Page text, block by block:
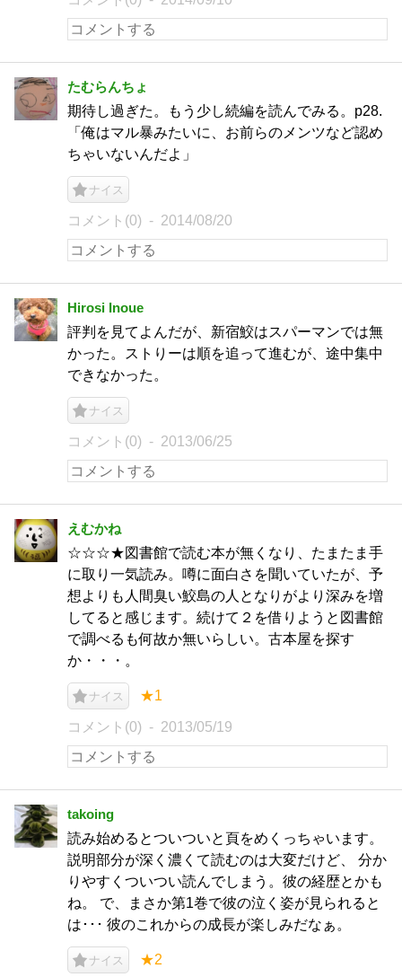
たむらんちょ
期待し過ぎた。もう少し続編を読んでみる。p28.
「俺はマル暴みたいに、お前らのメンツなど認め
ちゃいないんだよ」
ナイス
コメント(0) 2014/08/20
Hirosi Inoue
評判を見てよんだが、新宿鮫はスパーマンでは無
かった。ストりーは順を追って進むが、途中集中
できなかった。
ナイス
コメント(0) 2013/06/25
えむかね
☆☆☆★図書館で読む本が無くなり、たまたま手
に取り一気読み。噂に面白さを聞いていたが、予
想よりも人間臭い鮫島の人となりがより深みを増
してると感じます。続けて２を借りようと図書館
で調べるも何故か無いらしい。古本屋を探す
か・・・。
ナイス ★1
コメント(0) 2013/05/19
takoing
読み始めるとついついと頁をめくっちゃいます。
説明部分が深く濃くて読むのは大変だけど、 分か
りやすくついつい読んでしまう。彼の経歴とかも
ね。 で、まさか第1巻で彼の泣く姿が見られると
は･･･ 彼のこれからの成長が楽しみだなぁ。
ナイス ★2